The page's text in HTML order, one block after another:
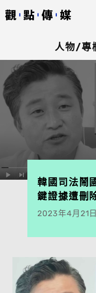
人物/專
韓國司法鬧
鍵證據遭刪
2023年4月21